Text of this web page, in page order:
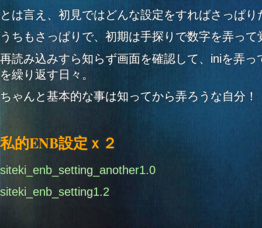
とは言え、初見ではどんな設定をすればさっぱり
うちもさっぱりで、初期は手探りで数字を弄って
再読み込みすら知らず画面を確認して、iniを弄っ
を繰り返す日々。
ちゃんと基本的な事は知ってから弄ろうな自分！
私的ENB設定ｘ２
siteki_enb_setting_another1.0
siteki_enb_setting1.2